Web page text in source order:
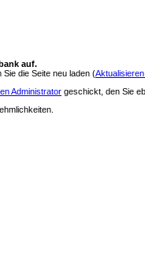
auf.
die Seite neu laden (
Administrator geschickt, den Sie